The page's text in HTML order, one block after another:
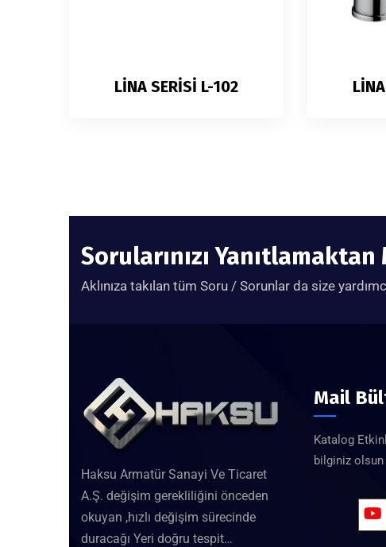
LİNA SERİSİ L-102
Sorularınızı
Aklınıza takılan tüm Soru / Sorunlar da size
Haksu Armatür Sanayi Ve Ticaret
A.Ş. değişim gerekliliğini önceden
okuyan ,hızlı değişim sürecinde
duracağı Yeri doğru tespit…
Mail
Katalog
bilginiz olsun